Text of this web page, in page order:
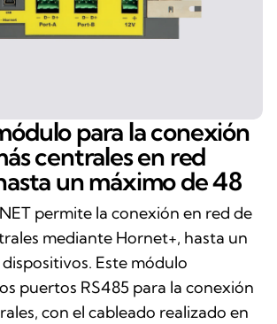
para la conexión
centrales en red
un máximo de 48
permite la conexión en red de
mediante Hornet+, hasta un
Este módulo
puertos RS485 para la conexión
con el cableado realizado en